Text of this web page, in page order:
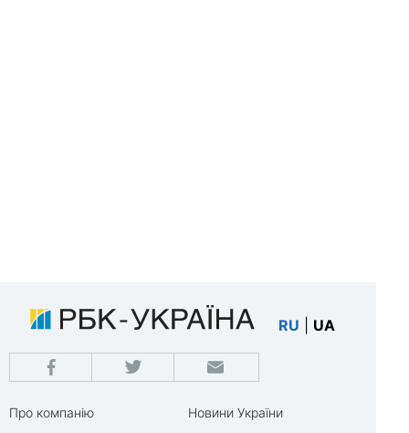
RU UA
Про компанію
Новини України